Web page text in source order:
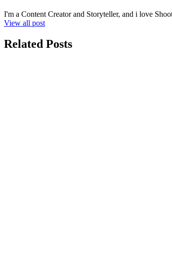
I'm a Content Creator and Storyteller, and i love
View all post
Related Posts